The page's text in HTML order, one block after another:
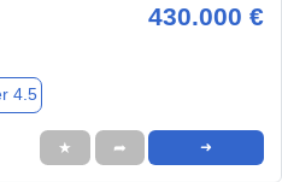
430.000 €
4.5
★ ➦ ➜